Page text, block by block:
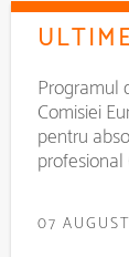
Programul
Comisiei
pentru
profesional
07